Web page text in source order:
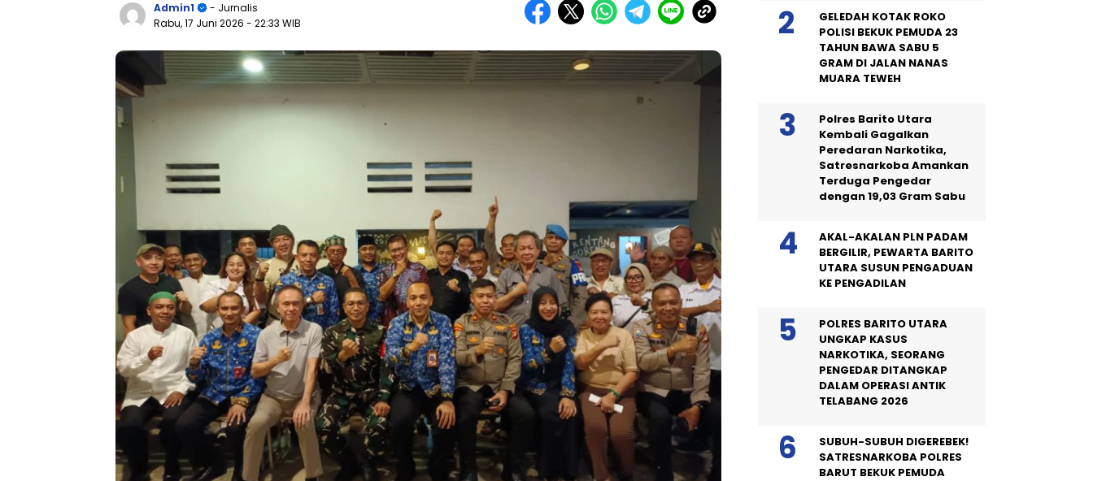
Admin1
- Jurnalis
Rabu, 17 Juni 2026 - 22:33 WIB
GELEDAH KOTAK ROKO
POLISI BEKUK PEMUDA 23
TAHUN BAWA SABU 5
GRAM DI JALAN NANAS
MUARA TEWEH
Polres Barito Utara
Kembali Gagalkan
Peredaran Narkotika,
Satresnarkoba Amankan
Terduga Pengedar
dengan 19,03 Gram Sabu
AKAL-AKALAN PLN PADAM
BERGILIR, PEWARTA BARITO
UTARA SUSUN PENGADUAN
KE PENGADILAN
POLRES BARITO UTARA
UNGKAP KASUS
NARKOTIKA, SEORANG
PENGEDAR DITANGKAP
DALAM OPERASI ANTIK
TELABANG 2026
SUBUH-SUBUH DIGEREBEK!
SATRESNARKOBA POLRES
BARUT BEKUK PEMUDA